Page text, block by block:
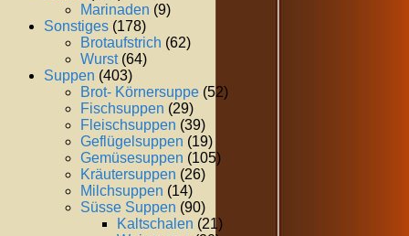
Marinaden (9)
Sonstiges (178)
Brotaufstrich (62)
Wurst(64)
Suppen (403)
Brot- Körnersuppe (52)
Fischsuppen (29)
Fleischsuppen (39)
Geflügelsuppen (19)
Gemüsesuppen (105)
Kräutersuppen (26)
Milchsuppen (14)
Süsse Suppen (90)
Kaltschalen (21)